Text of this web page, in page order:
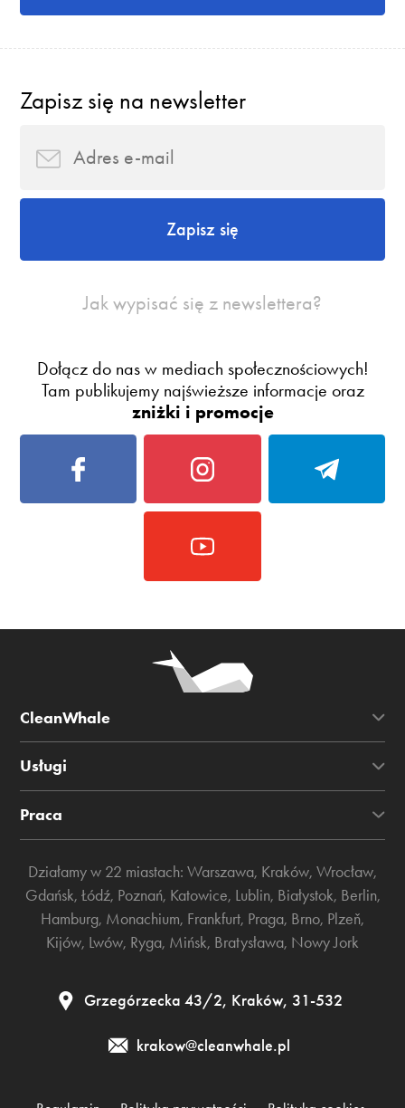
Zapisz się na newsletter
Zapisz się
Jak wypisać się z newslettera?
Dołącz do nas w mediach społecznościowych!
Tam publikujemy najświeższe informacje oraz
zniżki i promocje
CleanWhale
Usługi
Praca
Działamy w 22 miastach: Warszawa, Kraków, Wrocław,
Gdańsk, Łódź, Poznań, Katowice, Lublin, Białystok, Berlin,
Hamburg, Monachium, Frankfurt, Praga, Brno, Plzeň,
Kijów, Lwów, Ryga, Mińsk, Bratysława, Nowy Jork
Grzegórzecka 43/2, Kraków, 31-532
krakow@cleanwhale.pl